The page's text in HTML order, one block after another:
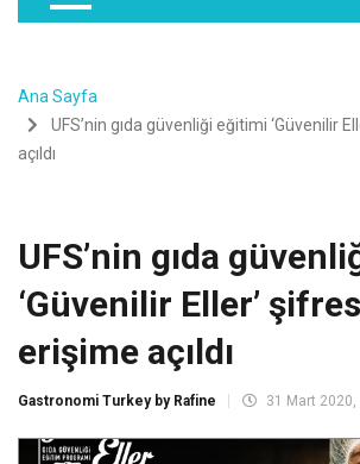
Ana Sayfa
UFS’nin gıda güvenliği eğitimi ‘Güvenilir
açıldı
UFS’nin gıda
‘Güvenilir Eller’
erişime açıldı
Gastronomi Turkey by Rafine 31 Mart 2020,